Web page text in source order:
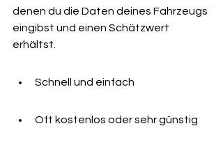
denen du die Daten deines Fahrzeugs
eingibst und einen Schätzwert
erhältst.
Schnell und einfach
Oft kostenlos oder sehr günstig